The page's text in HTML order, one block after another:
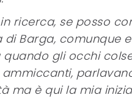
ricerca, se posso
Barga, comunque
quando gli occhi
ma è qui la mia